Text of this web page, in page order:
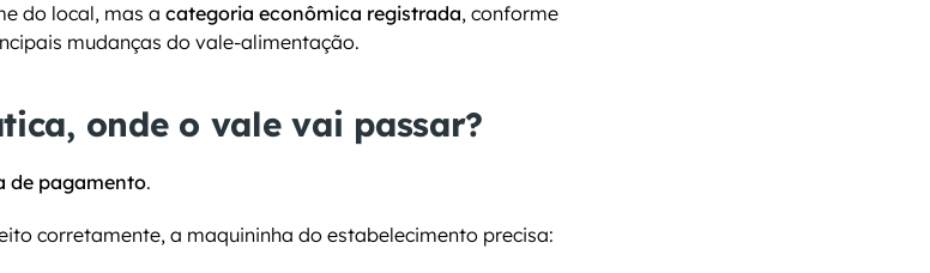
do local, mas a categoria econômica registrada, conforme
mudanças do vale-alimentação.
onde o vale vai passar?
de pagamento.
corretamente, a maquininha do estabelecimento precisa: